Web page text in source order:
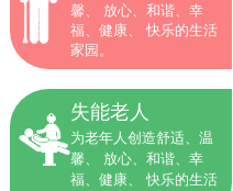
馨、 放心、和谐、幸
福、健康、 快乐的生活
家园。
失能老人
为老年人创造舒适、温
馨、 放心、和谐、幸
福、健康、 快乐的生活